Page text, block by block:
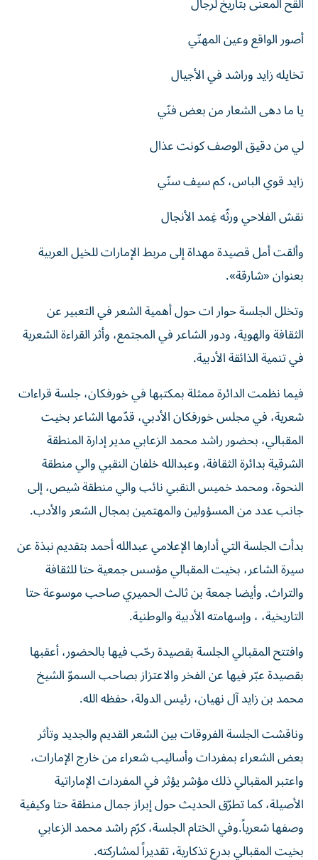
أصور الواقع وعين المهنّي
تخايله زايد وراشد في الأجيال
يا ما دهى الشعار من بعض فنّي
لي من دقيق الوصف كونت عذال
زايد قوي الباس، كم سيف سنّي
نقش الفلاحي ورثّه غِمد الأنجال
وألقت أمل قصيدة مهداة إلى مربط الإمارات للخيل العربية
بعنوان «شارقة».
وتخلل الجلسة حوار ات حول أهمية الشعر في التعبير عن
الثقافة والهوية، ودور الشاعر في المجتمع، وأثر القراءة الشعرية
في تنمية الذائقة الأدبية.
فيما نظمت الدائرة ممثلة بمكتبها في خورفكان، جلسة قراءات
شعرية، في مجلس خورفكان الأدبي، قدّمها الشاعر بخيت
المقبالي، بحضور راشد محمد الزعابي مدير إدارة المنطقة
الشرقية بدائرة الثقافة، وعبدالله خلفان النقبي والي منطقة
النحوة، ومحمد خميس النقبي نائب والي منطقة شيص، إلى
جانب عدد من المسؤولين والمهتمين بمجال الشعر والأدب.
بدأت الجلسة التي أدارها الإعلامي عبدالله أحمد بتقديم نبذة عن
سيرة الشاعر، بخيت المقبالي مؤسس جمعية حتا للثقافة
والتراث. وأيضا جمعة بن ثالث الحميري صاحب موسوعة حتا
التاريخية، ، وإسهامته الأدبية والوطنية.
وافتتح المقبالي الجلسة بقصيدة رحّب فيها بالحضور، أعقبها
بقصيدة عبّر فيها عن الفخر والاعتزاز بصاحب السموّ الشيخ
محمد بن زايد آل نهيان، رئيس الدولة، حفظه الله.
وناقشت الجلسة الفروقات بين الشعر القديم والجديد وتأثر
بعض الشعراء بمفردات وأساليب شعراء من خارج الإمارات،
واعتبر المقبالي ذلك مؤشر يؤثر في المفردات الإماراتية
الأصيلة، كما تطرّق الحديث حول إبراز جمال منطقة حتا وكيفية
وصفها شعرياً.وفي الختام الجلسة، كرّم راشد محمد الزعابي
بخيت المقبالي بدرع تذكارية، تقديراً لمشاركته.